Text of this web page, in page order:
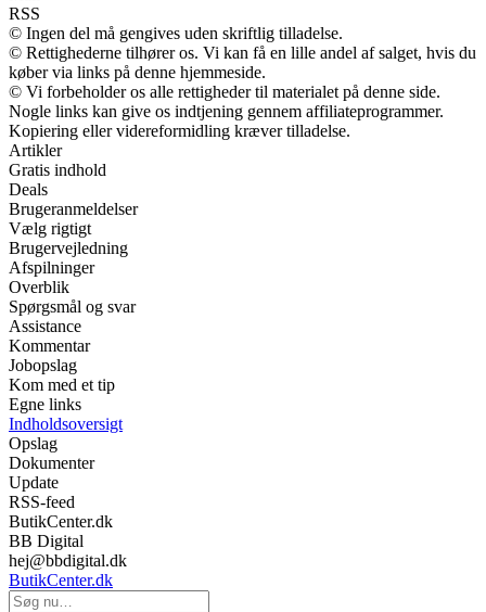
RSS
© Ingen del må gengives uden skriftlig tilladelse.
© Rettighederne tilhører os. Vi kan få en lille andel af salget, hvis du
køber via links på denne hjemmeside.
© Vi forbeholder os alle rettigheder til materialet på denne side.
Nogle links kan give os indtjening gennem affiliateprogrammer.
Kopiering eller videreformidling kræver tilladelse.
Artikler
Gratis indhold
Deals
Brugeranmeldelser
Vælg rigtigt
Brugervejledning
Afspilninger
Overblik
Spørgsmål og svar
Assistance
Kommentar
Jobopslag
Kom med et tip
Egne links
Indholdsoversigt
Opslag
Dokumenter
Update
RSS-feed
ButikCenter.dk
BB Digital
hej@bbdigital.dk
ButikCenter.dk